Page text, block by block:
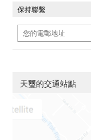
保持聯繫
天璽的交通站點